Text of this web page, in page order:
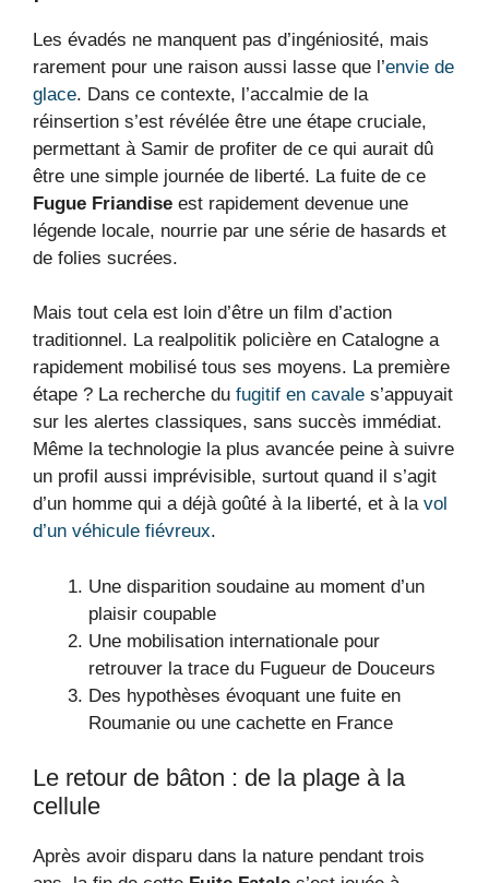
Les évadés ne manquent pas d’ingéniosité, mais
rarement pour une raison aussi lasse que l’envie de
glace. Dans ce contexte, l’accalmie de la
réinsertion s’est révélée être une étape cruciale,
permettant à Samir de profiter de ce qui aurait dû
être une simple journée de liberté. La fuite de ce
Fugue Friandise est rapidement devenue une
légende locale, nourrie par une série de hasards et
de folies sucrées.
Mais tout cela est loin d’être un film d’action
traditionnel. La realpolitik policière en Catalogne a
rapidement mobilisé tous ses moyens. La première
étape ? La recherche du fugitif en cavale s’appuyait
sur les alertes classiques, sans succès immédiat.
Même la technologie la plus avancée peine à suivre
un profil aussi imprévisible, surtout quand il s’agit
d’un homme qui a déjà goûté à la liberté, et à la vol
d’un véhicule fiévreux.
Une disparition soudaine au moment d’un
plaisir coupable
Une mobilisation internationale pour
retrouver la trace du Fugueur de Douceurs
Des hypothèses évoquant une fuite en
Roumanie ou une cachette en France
Le retour de bâton : de la plage à la
cellule
Après avoir disparu dans la nature pendant trois